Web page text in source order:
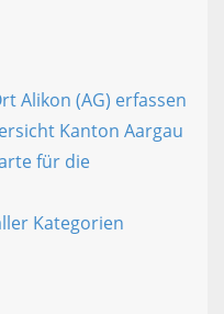
Alikon (AG) erfassen
Kanton Aargau
für die
Kategorien